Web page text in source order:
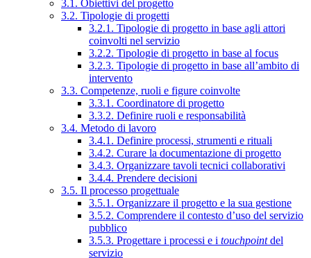
3.1. Obiettivi del progetto
3.2. Tipologie di progetti
3.2.1. Tipologie di progetto in base agli attori
coinvolti nel servizio
3.2.2. Tipologie di progetto in base al focus
3.2.3. Tipologie di progetto in base all’ambito di
intervento
3.3. Competenze, ruoli e figure coinvolte
3.3.1. Coordinatore di progetto
3.3.2. Definire ruoli e responsabilità
3.4. Metodo di lavoro
3.4.1. Definire processi, strumenti e rituali
3.4.2. Curare la documentazione di progetto
3.4.3. Organizzare tavoli tecnici collaborativi
3.4.4. Prendere decisioni
3.5. Il processo progettuale
3.5.1. Organizzare il progetto e la sua gestione
3.5.2. Comprendere il contesto d’uso del servizio
pubblico
3.5.3. Progettare i processi e i touchpointdel
servizio